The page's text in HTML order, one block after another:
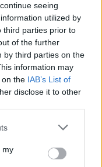
seeing
utilized by
third parties prior to
of the further
by third parties on the
information may
on the IAB’s List of
disclose it to other
or more Google
You may click to
third-party tags to
my